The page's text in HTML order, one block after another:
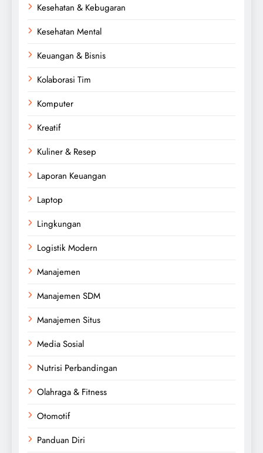
Kesehatan & Kebugaran
Kesehatan Mental
Keuangan & Bisnis
Kolaborasi Tim
Komputer
Kreatif
Kuliner & Resep
Laporan Keuangan
Laptop
Lingkungan
Logistik Modern
Manajemen
Manajemen SDM
Manajemen Situs
Media Sosial
Nutrisi Perbandingan
Olahraga & Fitness
Otomotif
Panduan Diri